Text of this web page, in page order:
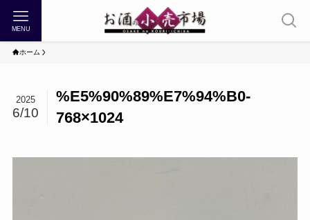
MENU
ホーム
%E5%90%89%E7%94%B0-
768×1024
2025
6/10